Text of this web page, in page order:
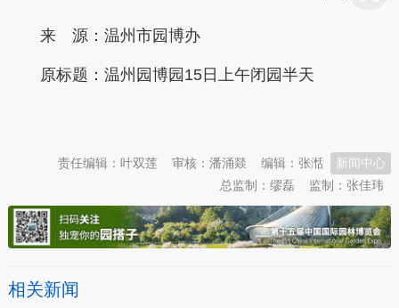
来 源：温州市园博办
原标题： 温州园博园15日上午闭园半天
新闻中心
编辑：张湉
审核：潘涌燚
责任编辑：叶双莲
监制：张佳玮
总监制：缪磊
相关新闻